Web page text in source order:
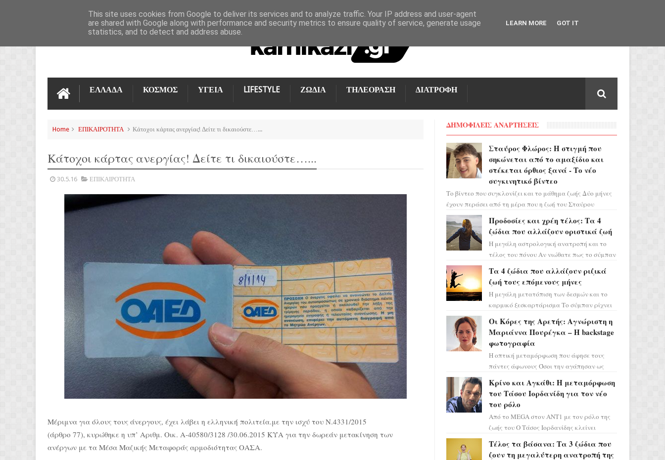
ΕΠΙΚΟΙΝΩΝΊΑ
ΕΛΛΑΔΑ ΚΟΣΜΟΣ ΥΓΕΙΑ LIFESTYLE ΖΩΔΙΑ ΤΗΛΕΟΡΑΣΗ ΔΙΑΤΡΟΦΗ
Home ΕΠΙΚΑΙΡΟΤΗΤΑ Κάτοχοι κάρτας ανεργίας! Δείτε τι δικαιούστε…...
Κάτοχοι κάρτας ανεργίας! Δείτε τι δικαιούστε…...
30.5.16 ΕΠΙΚΑΙΡΟΤΗΤΑ
Μέριμνα για όλους τους άνεργους, έχει λάβει η ελληνική πολιτεία.με την ισχύ του Ν.4331/2015
(άρθρο 77), κυρώθηκε η υπ’ Αριθμ. Οικ. Α-40580/3128 /30.06.2015 ΚΥΑ για την δωρεάν μετακίνηση των
ανέργων με τα Μέσα Μαζικής Μεταφοράς αρμοδιότητας ΟΑΣΑ.
ΔΗΜΟΦΙΛΕΙΣ ΑΝΑΡΤΗΣΕΙΣ
Σταύρος Φλώρος: Η στιγμή που
σηκώνεται από το αμαξίδιο και
στέκεται όρθιος ξανά - Το νέο
συγκινητικό βίντεο
Το βίντεο που συγκλονίζει και το μάθημα ζωής Δύο μήνες
έχουν περάσει από τη μέρα που η ζωή του Σταύρου
Φλώρου άλλαξε για πάντα. Ο πρώην...
Προδοσίες και χρέη τέλος: Τα 4
ζώδια που αλλάζουν οριστικά ζωή
Η μεγάλη αστρολογική ανατροπή και το
τέλος του πόνου Αν νιώθατε πως το σύμπαν
πάρετε μια βαθιά α...
Τα 4 ζώδια που αλλάζουν ριζικά
ζωή τους επόμενους μήνες
Η μεγάλη μετατόπιση των δεσμών και το
καρμικό ξεσκαρτάρισμα Το σύμπαν ρίχνει
προειδοποιεί: οι σελην...
Οι Κόρες της Αρετής: Αγνώριστη η
Μαριάννα Πουρέγκα – H backstage
φωτογραφία
Η οπτική μεταμόρφωση που άφησε τους
πάντες άφωνους Όσοι την αγάπησαν ως
πρέπει τώρα να προετοιμαστο...
Κρίνο και Αγκάθι: Η μεταμόρφωση
του Τάσου Ιορδανίδη για τον νέο
του ρόλο
Από το MEGA στον ΑΝΤ1 με τον ρόλο της
ζωής του Ο Τάσος Ιορδανίδης κλείνει
επιτυχίας «Μια Νύχτα Μόνο» ...
Τέλος τα βάσανα: Τα 3 ζώδια που
ζουν τη μεγαλύτερη ανατροπή της
This site uses cookies from Google to deliver its services and to analyze traffic. Your IP address and user-agent
are shared with Google along with performance and security metrics to ensure quality of service, generate usage
statistics, and to detect and address abuse.
LEARN MORE GOT IT